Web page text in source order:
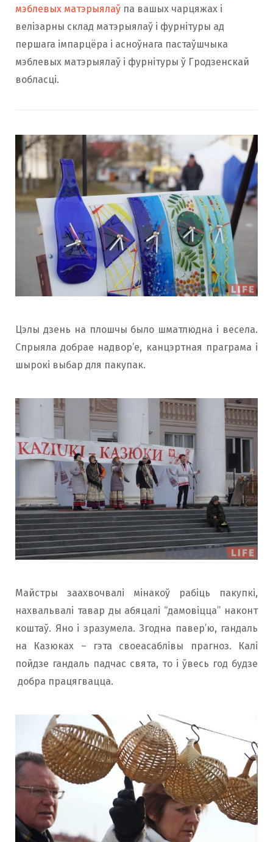
мэблевых матэрыялаў па вашых чарцяжах і
велізарны склад матэрыялаў і фурнітуры ад
першага імпарцёра і асноўнага пастаўшчыка
мэблевых матэрыялаў і фурнітуры ў Гродзенскай
вобласці.
Цэлы дзень на плошчы было шматлюдна і весела.
Спрыяла добрае надвор’е, канцэртная праграма і
шырокі выбар для пакупак.
Майстры заахвочвалі мінакоў рабіць пакупкі,
нахвальвалі тавар ды абяцалі “дамовіцца” наконт
коштаў. Яно і зразумела. Згодна павер’ю, гандаль
на Казюках – гэта своеасаблівы прагноз. Калі
пойдзе гандаль падчас свята, то і ўвесь год будзе
добра працягвацца.